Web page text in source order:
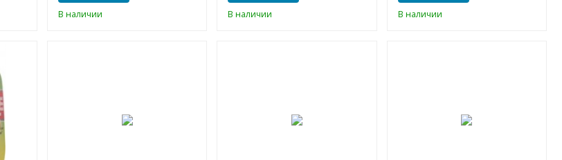
В наличии В наличии В наличии